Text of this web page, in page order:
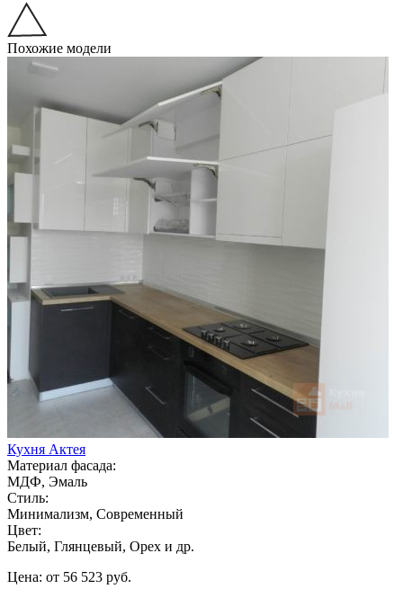
Похожие модели
Кухня Актея
Материал фасада:
МДФ, Эмаль
Стиль:
Минимализм, Современный
Цвет:
Белый, Глянцевый, Орех и др.
Цена: от 56 523 руб.